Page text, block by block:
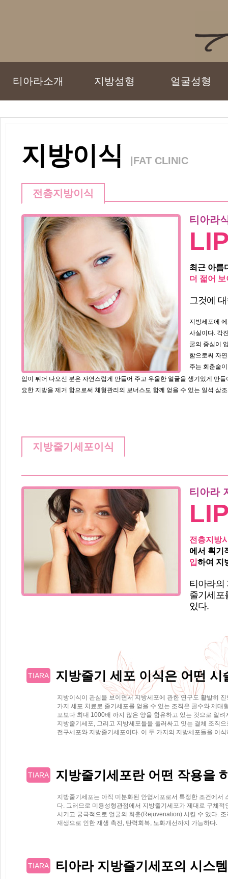
티아라소개 지방성형 얼굴성형
지방이식 |FAT CLINIC
전층지방이식
티아라
최근 아름
더 젋어
그것에
지방세포에
사실이다. 각
굴의 중심이
함으로써 자
주는 회춘술
입이 튀어 나오신 분은 자연스럽게 만들어 주고 우울한 얼굴을 생기있게 만
요한 지방을 제거 함으로써 체형관리의 보너스도 함께 얻을 수 있는 일석 삼
지방줄기세포이식
티아라
전층지방
에서 획기
입하여 지
티아라의
줄기세포
있다.
TIARA 지방줄기 세포 이식은 어떤 시
지방이식이 관심을 보이면서 지방세포에 관한 연구도 활발히
가지 세포 치료로 줄기세포를 얻을 수 있는 조직은 골수와 제
포보다 최대 1000배 까지 많은 양을 함유하고 있는 것으로 알
지방줄기세포, 그리고 지방세포들을 둘러싸고 잇는 결체 조직
전구세포와 지방줄기세포이다. 이 두 가지의 지방세포들을 이
TIARA 지방줄기세포란 어떤 작용을
지방줄기세포는 아직 미분화된 안엽세포로서 특정한 조건에
다. 그러므로 미용성형관점에서 지방줄기세포가 제대로 구체
시키고 궁극적으로 얼굴의 회춘(Rejuvenation) 시킬 수 있다.
재생으로 인한 재생 촉진, 탄력회복, 노화개선까지 가능하다.
TIARA 티아라 지방줄기세포의 시스